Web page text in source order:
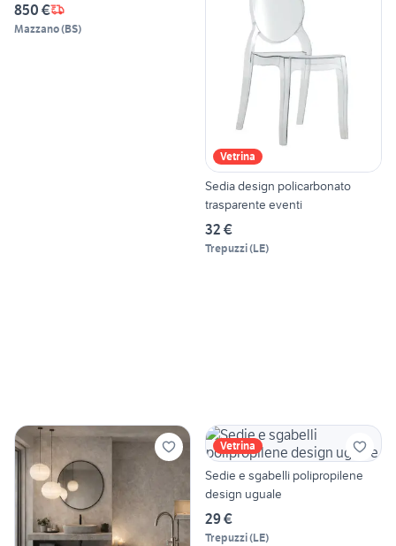
850 €
Mazzano(BS)
Vetrina
Sedia design policarbonato
trasparente eventi
32 €
Trepuzzi(LE)
Vetrina
Sedie e sgabelli polipropilene
design uguale
29 €
Trepuzzi(LE)